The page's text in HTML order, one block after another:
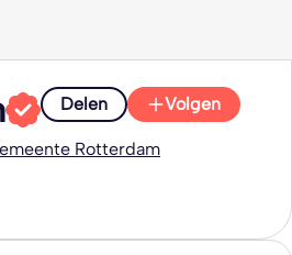
Delen Volgen
Rotterdam